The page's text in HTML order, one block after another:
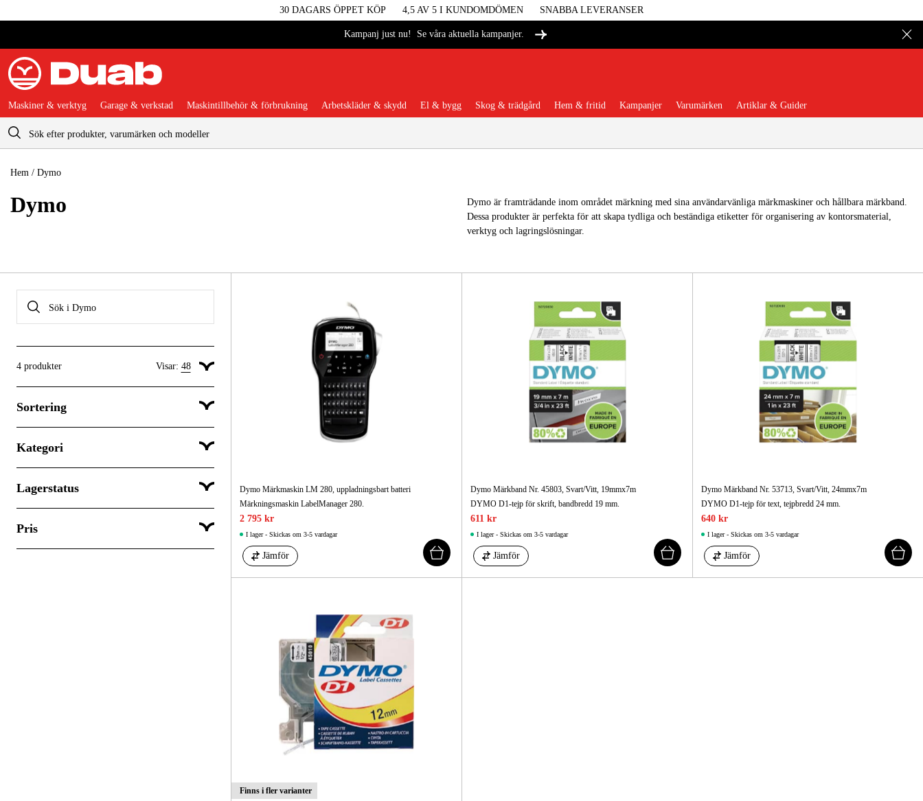
30 DAGARS ÖPPET KÖP 4,5 AV 5 I KUNDOMDÖMEN SNABBA LEVERANSER
Kampanj just nu! Se våra aktuella kampanjer.
Maskiner & Verktyg
Maskintillbehör & Förbrukning
Arbetskläder & Skydd
El & Bygg
Skog & Trädgård
Hem & Fritid Kampanjer
Maskiner & verktyg Garage & verkstad Maskintillbehör & förbrukning Arbetskläder & skydd El & bygg Skog & trädgård Hem & fritid Kampanjer Varumärken Artiklar & Guider
Hem / Dymo
Dymo
Dymo är framträdande inom området märkning med sina användarvänliga märkmaskiner och hållbara märkband.
Dessa produkter är perfekta för att skapa tydliga och beständiga etiketter för organisering av kontorsmaterial,
verktyg och lagringslösningar.
4 produkter Visar: 48
Visa 48 produkter per sida
Sortering
Popularitet
Kategori
Maskin & verktyg
Lagerstatus
Skickas inom 3-5 dagar
Pris
Dymo Märkmaskin LM 280, uppladningsbart batteri
Märkningsmaskin LabelManager 280.
2 795 kr
I lager - Skickas om 3-5 vardagar
Jämför
Dymo Märkband Nr. 45803, Svart/Vitt, 19mmx7m
DYMO D1-tejp för skrift, bandbredd 19 mm.
611 kr
I lager - Skickas om 3-5 vardagar
Jämför
Dymo Märkband Nr. 53713, Svart/Vitt, 24mmx7m
DYMO D1-tejp för text, tejpbredd 24 mm.
640 kr
I lager - Skickas om 3-5 vardagar
Jämför
Finns i fler varianter